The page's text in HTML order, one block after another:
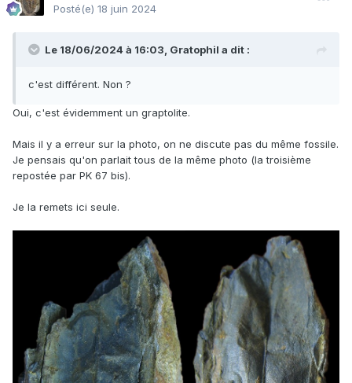
Posté(e) 18 juin 2024
Le 18/06/2024 à 16:03, Gratophil a dit :
c'est différent. Non ?
Oui, c'est évidemment un graptolite.
Mais il y a erreur sur la photo, on ne discute pas du même fossile.
Je pensais qu'on parlait tous de la même photo (la troisième
repostée par PK 67 bis).
Je la remets ici seule.